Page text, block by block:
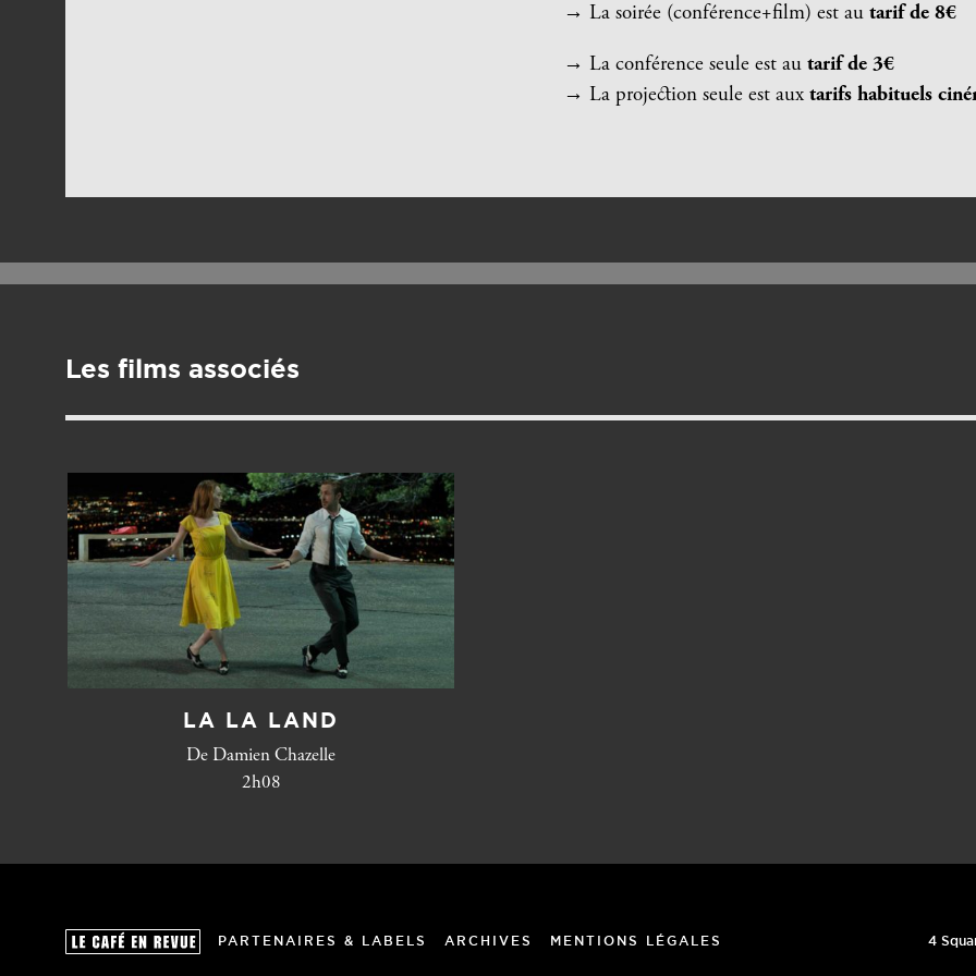
→La soirée (conférence+film) est au tarif de 8€
→ La conférence seule est au tarif de 3€
→La projection seule est auxtarifs habituels
Les films associés
LA LA LAND
De Damien Chazelle
2h08
PARTENAIRES & LABELS ARCHIVES MENTIONS LÉGALES 4